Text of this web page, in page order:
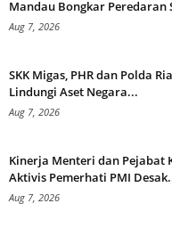
Mandau Bongkar Peredaran
Aug 7, 2026
SKK Migas, PHR dan Polda
Lindungi Aset Negara...
Aug 7, 2026
Kinerja Menteri dan Pejabat
Aktivis Pemerhati PMI
Aug 7, 2026